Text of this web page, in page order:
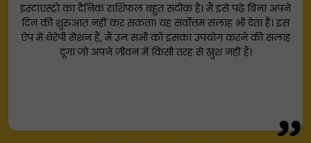
इंस्टाएस्ट्रो का दैनिक राशिफल बहुत सटीक है। मैं इसे पढ़े बिना अपने
दिन की शुरुआत नहीं कर सकता। यह सर्वोत्तम सलाह भी देता है। इस
ऐप में थेरेपी सेशन हैं, मैं उन सभी को इसका उपयोग करने की सलाह
दूंगा जो अपने जीवन में किसी तरह से खुश नहीं हैं।